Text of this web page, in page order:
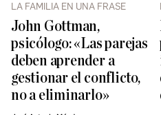
LA FAMILIA EN UNA FRASE
John Gottman,
psicólogo: «Las parejas
deben aprender a
gestionar el conflicto,
no a eliminarlo»